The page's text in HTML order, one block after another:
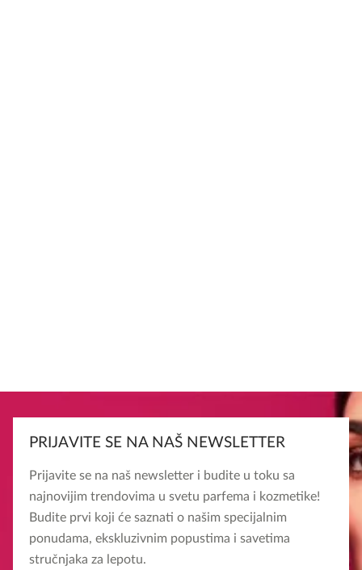
PRIJAVITE SE NA NAŠ NEWSLETTER
Prijavite se na naš newsletter i budite u toku sa
najnovijim trendovima u svetu parfema i kozmetike!
Budite prvi koji će saznati o našim specijalnim
ponudama, ekskluzivnim popustima i savetima
stručnjaka za lepotu.